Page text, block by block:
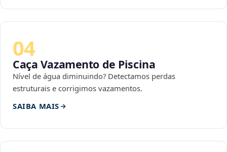
04
Caça Vazamento de Piscina
Nível de água diminuindo? Detectamos perdas
estruturais e corrigimos vazamentos.
SAIBA MAIS